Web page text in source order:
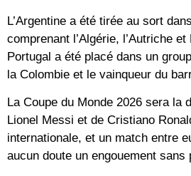
L’Argentine a été tirée au sort
comprenant l’Algérie, l’Autriche
Portugal a été placé dans un
la Colombie et le vainqueur du
La Coupe du Monde 2026 sera la
Lionel Messi et de Cristiano
internationale, et un match entre
aucun doute un engouement sans